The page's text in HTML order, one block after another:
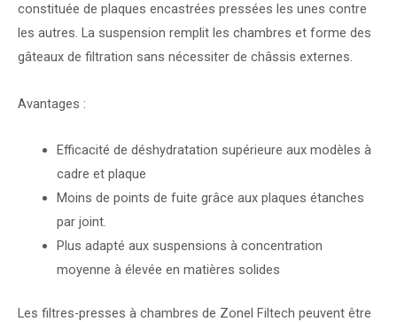
constituée de plaques encastrées pressées les unes contre
les autres. La suspension remplit les chambres et forme des
gâteaux de filtration sans nécessiter de châssis externes.
Avantages :
Efficacité de déshydratation supérieure aux modèles à
cadre et plaque
Moins de points de fuite grâce aux plaques étanches
par joint.
Plus adapté aux suspensions à concentration
moyenne à élevée en matières solides
Les filtres-presses à chambres de Zonel Filtech peuvent être